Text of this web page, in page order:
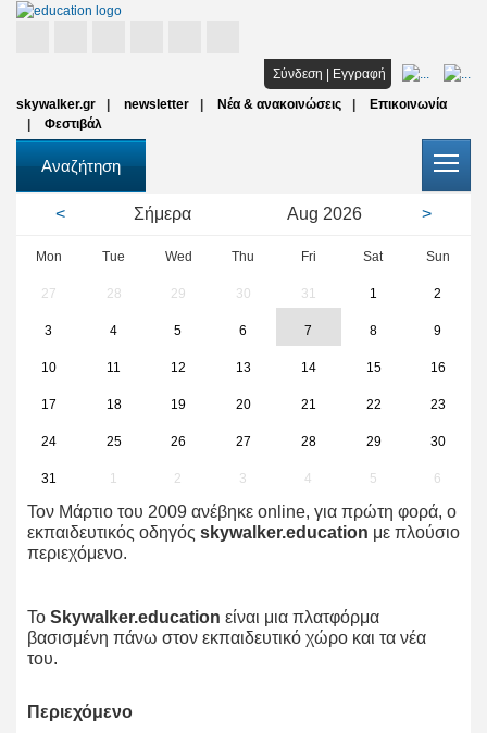
Σύνδεση | Εγγραφή
skywalker.gr
newsletter Νέα & ανακοινώσεις
Επικοινωνία
Φεστιβάλ
Αναζήτηση
Σπουδές
Υποτροφίες
Όλοι οι φορείς
Αρθρα
< Σήμερα Aug 2026 >
Mon Tue Wed Thu Fri Sat Sun
27 28 29 30 31 1 2
3 4 5 6 7 8 9
10 11 12 13 14 15 16
17 18 19 20 21 22 23
24 25 26 27 28 29 30
31 1 2 3 4 5 6
Τον Μάρτιο του 2009 ανέβηκε online, για πρώτη φορά, ο
εκπαιδευτικός οδηγός skywalker.education με πλούσιο
περιεχόμενο.
Το Skywalker.education είναι μια πλατφόρμα
βασισμένη πάνω στον εκπαιδευτικό χώρο και τα νέα
του.
Περιεχόμενο